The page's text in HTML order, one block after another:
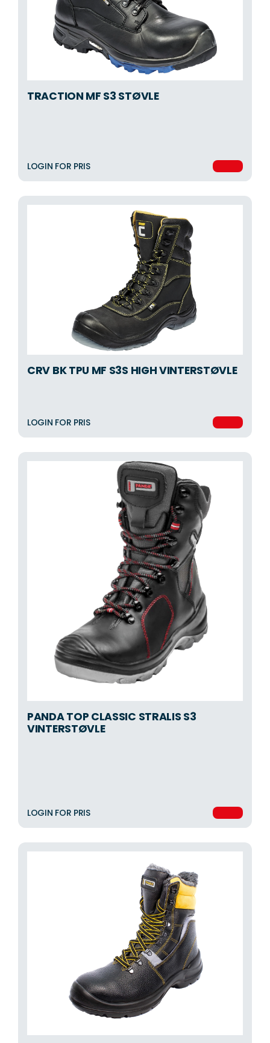
TRACTION MF S3 STØVLE
LOGIN FOR PRIS
CRV BK TPU MF S3S HIGH VINTERSTØVLE
LOGIN FOR PRIS
PANDA TOP CLASSIC STRALIS S3
VINTERSTØVLE
LOGIN FOR PRIS